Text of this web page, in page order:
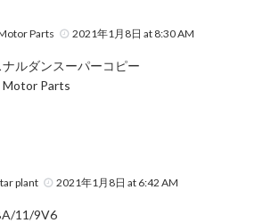
Parts 2021年1月8日 at 8:30 AM
ナルダンスーパーコピー
Motor Parts
plant 2021年1月8日 at 6:42 AM
11/9V6